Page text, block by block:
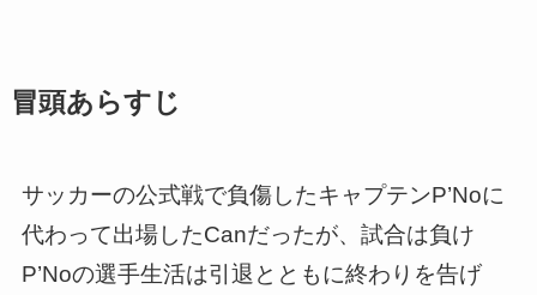
冒頭あらすじ
サッカーの公式戦で負傷したキャプテンP’Noに
代わって出場したCanだったが、試合は負け
P’Noの選手生活は引退とともに終わりを告げ